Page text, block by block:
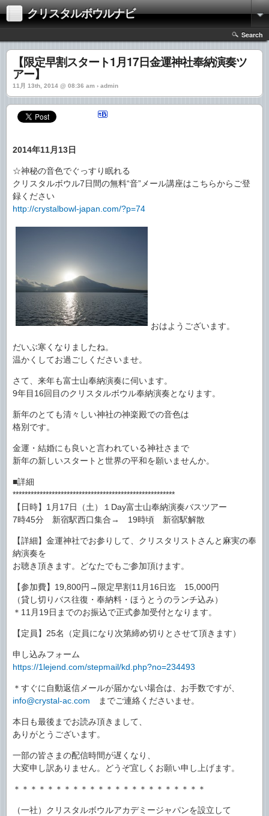
クリスタルボウルナビ
Search
【限定早割スタート1月17日金運神社奉納演奏ツ
アー】
11月 13th, 2014 @ 08:36 am › admin
2014年11月13日
☆神秘の音色でぐっすり眠れる
クリスタルボウル7日間の無料“音”メール講座はこちらからご登
録ください
http://crystalbowl-japan.com/?p=74
おはようございます。
だいぶ寒くなりましたね。
温かくしてお過ごしくださいませ。
さて、来年も富士山奉納演奏に伺います。
9年目16回目のクリスタルボウル奉納演奏となります。
新年のとても清々しい神社の神楽殿での音色は
格別です。
金運・結婚にも良いと言われている神社さまで
新年の新しいスタートと世界の平和を願いませんか。
■詳細
******************************************************
【日時】1月17日（土）１Day富士山奉納演奏バスツアー
7時45分 新宿駅西口集合→ 19時頃 新宿駅解散
【詳細】金運神社でお参りして、クリスタリストさんと麻実の奉
納演奏を
お聴き頂きます。どなたでもご参加頂けます。
【参加費】19,800円→限定早割11月16日迄 15,000円
（貸し切りバス往復・奉納料・ほうとうのランチ込み）
＊11月19日までのお振込で正式参加受付となります。
【定員】25名（定員になり次第締め切りとさせて頂きます）
申し込みフォーム
https://1lejend.com/stepmail/kd.php?no=234493
＊すぐに自動返信メールが届かない場合は、お手数ですが、
info@crystal-ac.com までご連絡くださいませ。
本日も最後までお読み頂きまして、
ありがとうございます。
一部の皆さまの配信時間が遅くなり、
大変申し訳ありません。どうぞ宜しくお願い申し上げます。
＊＊＊＊＊＊＊＊＊＊＊＊＊＊＊＊＊＊＊＊＊＊＊
（一社）クリスタルボウルアカデミージャパンを設立して